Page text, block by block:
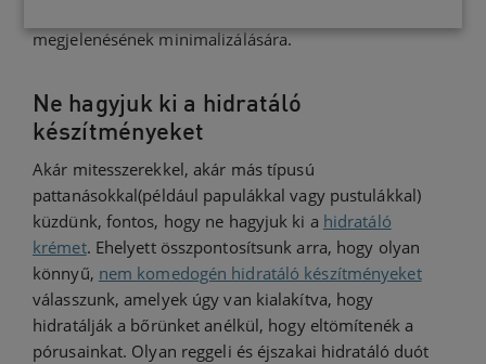
megjelenésének minimalizálására.
Ne hagyjuk ki a hidratáló
készítményeket
Akár mitesszerekkel, akár más típusú
pattanásokkal(például papulákkal vagy pustulákkal)
küzdünk, fontos, hogy ne hagyjuk ki a hidratáló
krémet. Ehelyett összpontosítsunk arra, hogy olyan
könnyű, nem komedogén hidratáló készítményeket
válasszunk, amelyek úgy van kialakítva, hogy
hidratálják a bőrünket anélkül, hogy eltömítenék a
pórusainkat. Olyan reggeli és éjszakai hidratáló duót